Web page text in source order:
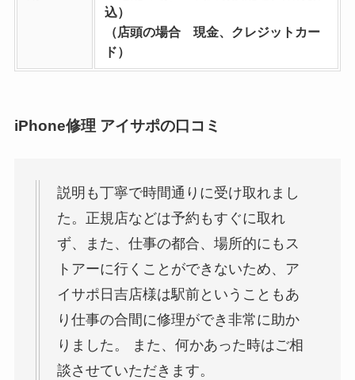
込）
（店頭の場合 現金、クレジットカー
ド）
iPhone修理 アイサポの口コミ
説明も丁寧で時間通りに受け取れまし
た。正規店などは予約もすぐに取れ
ず、また、仕事の都合、場所的にもス
トアーに行くことができないため、ア
イサポ日吉店様は駅前ということもあ
り仕事の合間に修理ができ非常に助か
りました。 また、何かあった時はご相
談させていただきます。